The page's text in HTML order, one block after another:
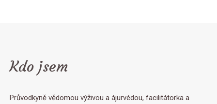
Kdo jsem
Průvodkyně vědomou výživou a ájurvédou, facilitátorka a